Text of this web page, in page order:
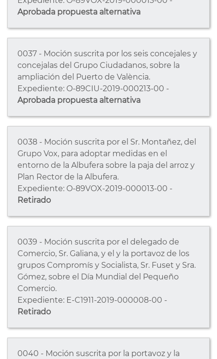
Aprobada propuesta alternativa
0037 - Moción suscrita por los seis concejales y
concejalas del Grupo Ciudadanos, sobre la
ampliación del Puerto de València.
Expediente: O-89CIU-2019-000213-00 -
Aprobada propuesta alternativa
0038 - Moción suscrita por el Sr. Montañez, del
Grupo Vox, para adoptar medidas en el
entorno de la Albufera sobre la paja del arroz y
Plan Rector de la Albufera.
Expediente: O-89VOX-2019-000013-00 -
Retirado
0039 - Moción suscrita por el delegado de
Comercio, Sr. Galiana, y el y la portavoz de los
grupos Compromís y Socialista, Sr. Fuset y Sra.
Gómez, sobre el Día Mundial del Pequeño
Comercio.
Expediente: E-C1911-2019-000008-00 -
Retirado
0040 - Moción suscrita por la portavoz y la